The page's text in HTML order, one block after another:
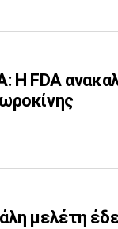
FDA
μελέτη